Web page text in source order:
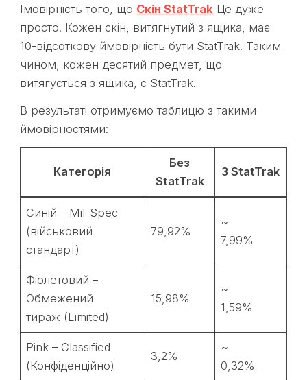
Імовірність того, що Скін StatTrakЦе дуже
просто. Кожен скін, витягнутий з ящика, має
10-відсоткову ймовірність бути StatTrak. Таким
чином, кожен десятий предмет, що
витягується з ящика, є StatTrak.
В результаті отримуємо таблицю з такими
ймовірностями:
Категорія
Без
StatTrak
З StatTrak
Синій – Mil-Spec
(військовий
стандарт)
79,92%
~
7,99%
Фіолетовий –
Обмежений
тираж (Limited)
15,98%
~
1,59%
Pink – Classified
(Конфіденційно)
3,2%
~
0,32%